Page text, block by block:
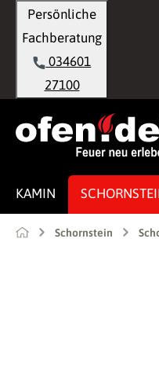
Zur
Persönliche
Fachberatung
034601
27100
KAMIN
Schornstein